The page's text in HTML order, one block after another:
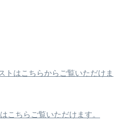
トはこちらからご覧いただけま
こちらご覧いただけます。